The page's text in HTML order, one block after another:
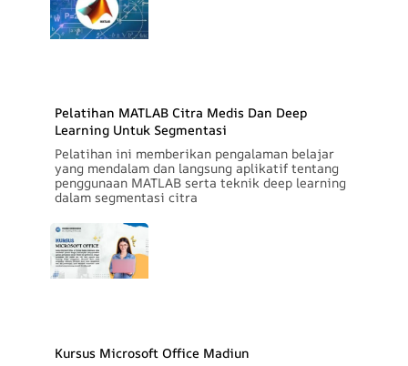
Pelatihan MATLAB Citra Medis Dan Deep
Learning Untuk Segmentasi
Pelatihan ini memberikan pengalaman belajar
yang mendalam dan langsung aplikatif tentang
penggunaan MATLAB serta teknik deep learning
dalam segmentasi citra
Kursus Microsoft Office Madiun